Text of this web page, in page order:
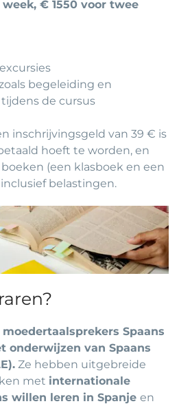
€ 1550 voor twee
begeleiding en
de cursus
inschrijvingsgeld van 39 € is
hoeft te worden, en
(een klasboek en een
belastingen.
moedertaalsprekers Spaans
onderwijzen van Spaans
Ze hebben uitgebreide
met internationale
willen leren in Spanje en